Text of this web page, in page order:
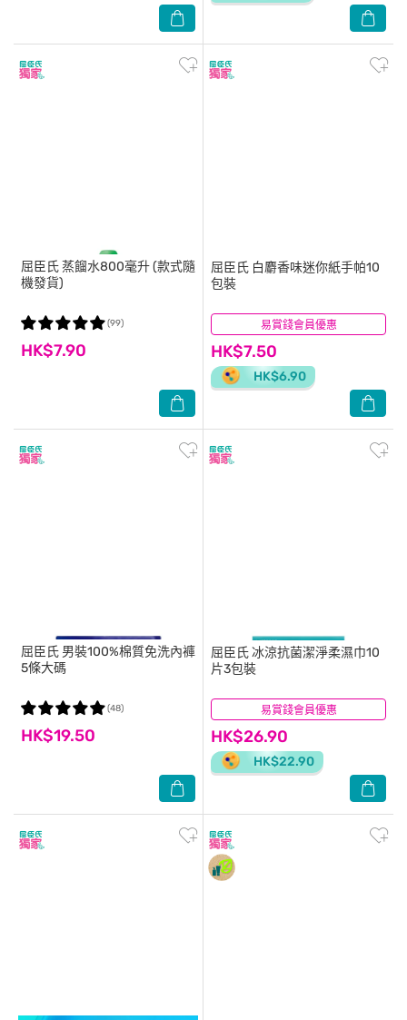
屈臣氏蒸餾水800毫升 (款式隨
機發貨)
HK$7.90
(99) 易賞錢會員優惠
屈臣氏 白麝香味迷你紙手帕10
包裝
HK$7.50
HK$6.90
(40)
屈臣氏 男裝100%棉質免洗內褲
5條大碼
HK$19.50
(48) 易賞錢會員優惠
屈臣氏冰涼抗菌潔淨柔濕巾10
片3包裝
HK$26.90
HK$22.90
(13)